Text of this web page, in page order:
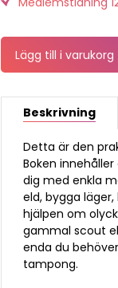
Lägg till i varukorg
Beskrivning
Detta är den
Boken
dig med enkla
eld, bygga
hjälpen om
gammal scout
enda du
tampong.